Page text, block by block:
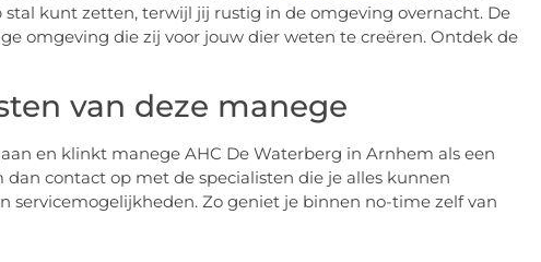
kunt zetten, terwijl jij rustig in de omgeving overnacht. De
omgeving die zij voor jouw dier weten te creëren. Ontdek de
van deze manege
en klinkt manege AHC De Waterberg in Arnhem als een
contact op met de specialisten die je alles kunnen
servicemogelijkheden. Zo geniet je binnen no-time zelf van